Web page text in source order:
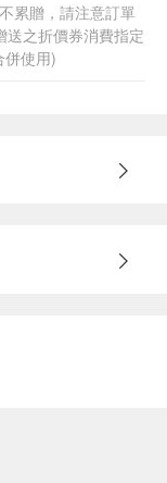
累贈，請注意訂單
送之折價券消費指定
併使用)